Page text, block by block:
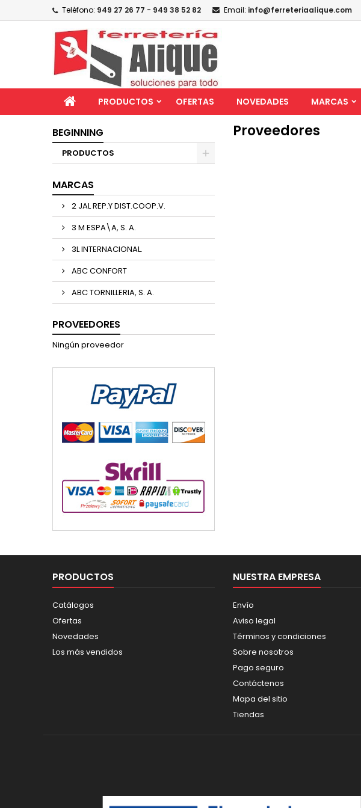
Teléfono: 949 27 26 77 - 949 38 52 82 Email: info@ferreteriaalique.com
PRODUCTOS OFERTAS NOVEDADES MARCAS
BEGINNING
PRODUCTOS
MARCAS
2 JAL REP.Y DIST.COOP.V.
3 M ESPA\A, S. A.
3L INTERNACIONAL.
ABC CONFORT
ABC TORNILLERIA, S. A.
PROVEEDORES
Ningún proveedor
Proveedores
PRODUCTOS
Catálogos
Ofertas
Novedades
Los más vendidos
NUESTRA EMPRESA
Envío
Aviso legal
Términos y condiciones
Sobre nosotros
Pago seguro
Contáctenos
Mapa del sitio
Tiendas